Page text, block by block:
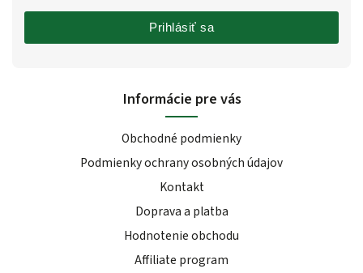
Informácie pre vás
Obchodné podmienky
Podmienky ochrany osobných údajov
Kontakt
Doprava a platba
Hodnotenie obchodu
Affiliate program
Prihlásiť sa